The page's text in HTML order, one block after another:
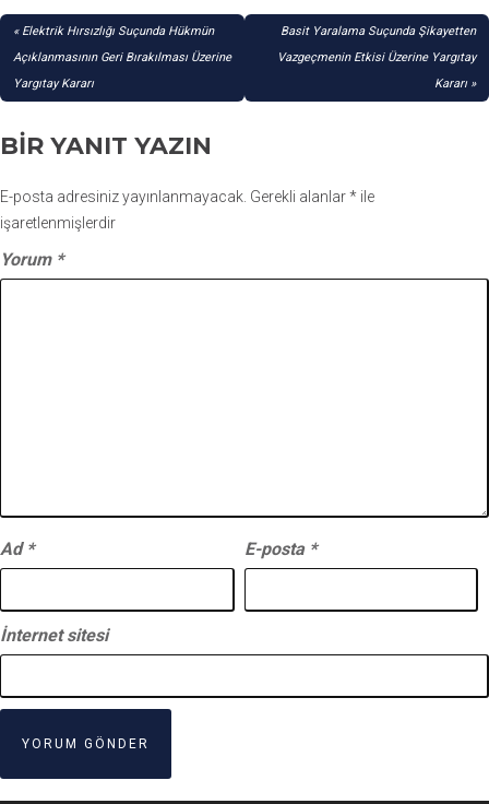
YAZI
GEZINMESI
Elektrik Hırsızlığı Suçunda Hükmün
Açıklanmasının Geri Bırakılması Üzerine
Yargıtay Kararı
Basit Yaralama Suçunda Şikayetten
Vazgeçmenin Etkisi Üzerine Yargıtay
Kararı
BIR YANIT YAZIN
E-posta adresiniz yayınlanmayacak. Gerekli alanlar* ile
işaretlenmişlerdir
Yorum *
Ad * E-posta *
İnternet sitesi